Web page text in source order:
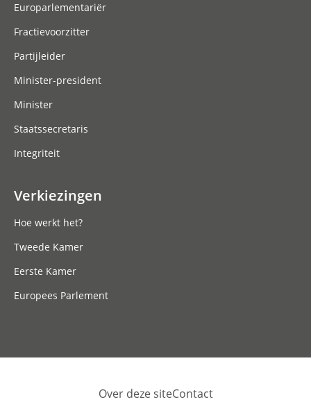
Europarlementariër
Fractievoorzitter
Partijleider
Minister-president
Minister
Staatssecretaris
Integriteit
Verkiezingen
Hoe werkt het?
Tweede Kamer
Eerste Kamer
Europees Parlement
Over deze siteContact